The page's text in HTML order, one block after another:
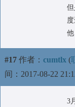
他
#17 作者： cumtlx (
间：2017-08-22
3